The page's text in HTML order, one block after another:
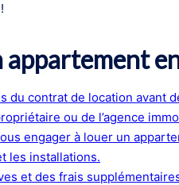
appartement
du contrat de location avant
ou de l’agence
engager à louer un
les installations.
et des frais